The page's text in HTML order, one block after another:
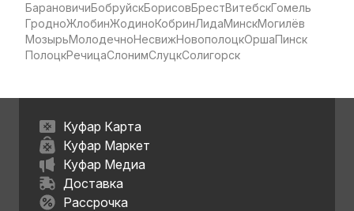
БарановичиБобруйскБорисовБрестВитебскГомель
ГродноЖлобинЖодиноКобринЛидаМинскМогилёв
МозырьМолодечноНесвижНовополоцкОршаПинск
ПолоцкРечицаСлонимСлуцкСолигорск
Куфар Карта
Куфар Маркет
Куфар Медиа
Доставка
Рассрочка